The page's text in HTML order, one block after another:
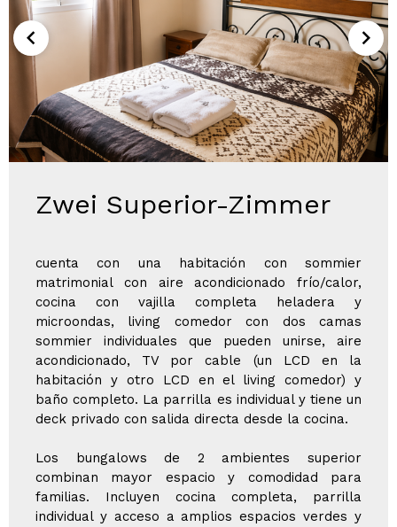
Zwei Superior-Zimmer
cuenta con una habitación con sommier
matrimonial con aire acondicionado frío/calor,
cocina con vajilla completa heladera y
microondas, living comedor con dos camas
sommier individuales que pueden unirse, aire
acondicionado, TV por cable (un LCD en la
habitación y otro LCD en el living comedor) y
baño completo. La parrilla es individual y tiene un
deck privado con salida directa desde la cocina.
Los bungalows de 2 ambientes superior
combinan mayor espacio y comodidad para
familias. Incluyen cocina completa, parrilla
individual y acceso a amplios espacios verdes y